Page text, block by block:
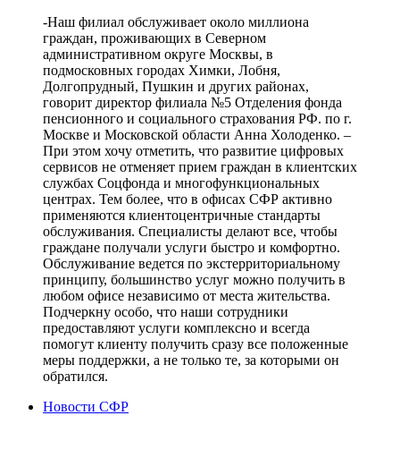
-Наш филиал обслуживает около миллиона
граждан, проживающих в Северном
административном округе Москвы, в
подмосковных городах Химки, Лобня,
Долгопрудный, Пушкин и других районах,
говорит директор филиала №5 Отделения фонда
пенсионного и социального страхования РФ. по г.
Москве и Московской области Анна Холоденко. –
При этом хочу отметить, что развитие цифровых
сервисов не отменяет прием граждан в клиентских
службах Соцфонда и многофункциональных
центрах. Тем более, что в офисах СФР активно
применяются клиентоцентричные стандарты
обслуживания. Специалисты делают все, чтобы
граждане получали услуги быстро и комфортно.
Обслуживание ведется по экстерриториальному
принципу, большинство услуг можно получить в
любом офисе независимо от места жительства.
Подчеркну особо, что наши сотрудники
предоставляют услуги комплексно и всегда
помогут клиенту получить сразу все положенные
меры поддержки, а не только те, за которыми он
обратился.
Новости СФР